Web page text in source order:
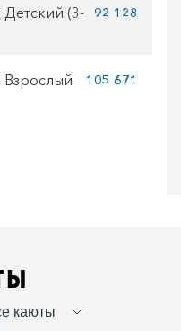
(3-
92 128
Взрослый
105 671